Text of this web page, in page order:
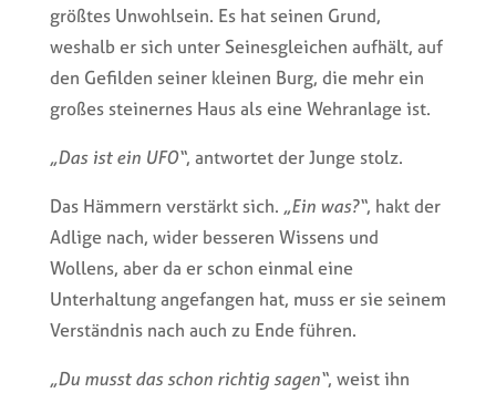
größtes Unwohlsein. Es hat seinen Grund,
weshalb er sich unter Seinesgleichen aufhält, auf
den Gefilden seiner kleinen Burg, die mehr ein
großes steinernes Haus als eine Wehranlage ist.
„Das ist ein UFO“, antwortet der Junge stolz.
Das Hämmern verstärkt sich. „Ein was?“, hakt der
Adlige nach, wider besseren Wissens und
Wollens, aber da er schon einmal eine
Unterhaltung angefangen hat, muss er sie seinem
Verständnis nach auch zu Ende führen.
„Du musst das schon richtig sagen“, weist ihn